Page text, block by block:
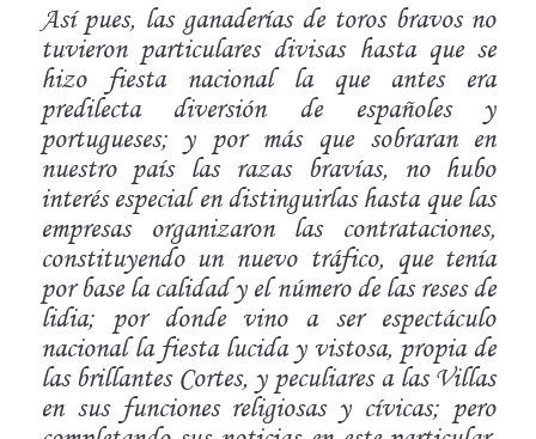
Así pues, las ganaderías de toros bravos no
tuvieron particulares divisas hasta que se
hizo fiesta nacional la que antes era
predilecta diversión de españoles y
portugueses; y por más que sobraran en
nuestro país las razas bravías, no hubo
interés especial en distinguirlas hasta que las
empresas organizaron las contrataciones,
constituyendo un nuevo tráfico, que tenía
por base la calidad y el número de las reses de
lidia; por donde vino a ser espectáculo
nacional la fiesta lucida y vistosa, propia de
las brillantes Cortes, y peculiares a las Villas
en sus funciones religiosas y cívicas; pero